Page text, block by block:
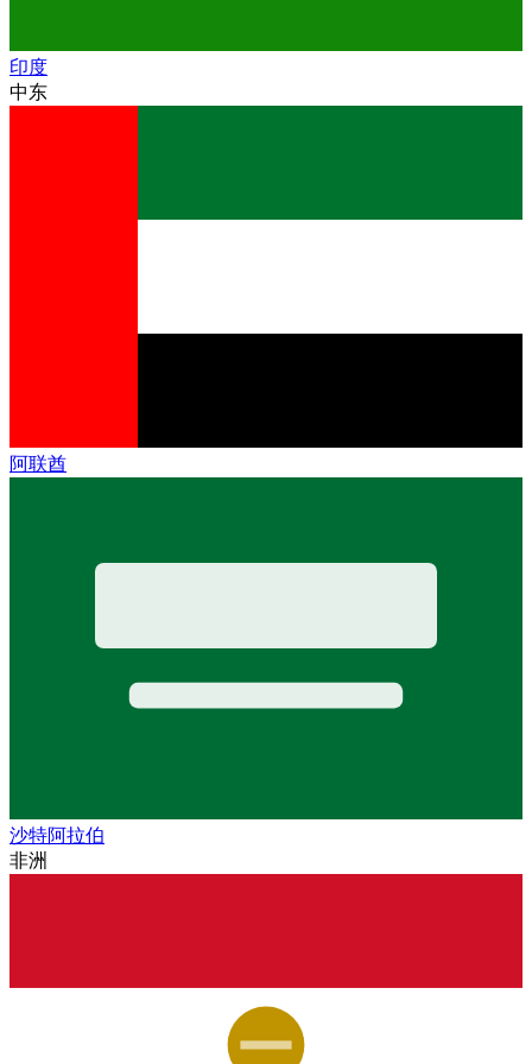
印度
中东
阿联酋
沙特阿拉伯
非洲